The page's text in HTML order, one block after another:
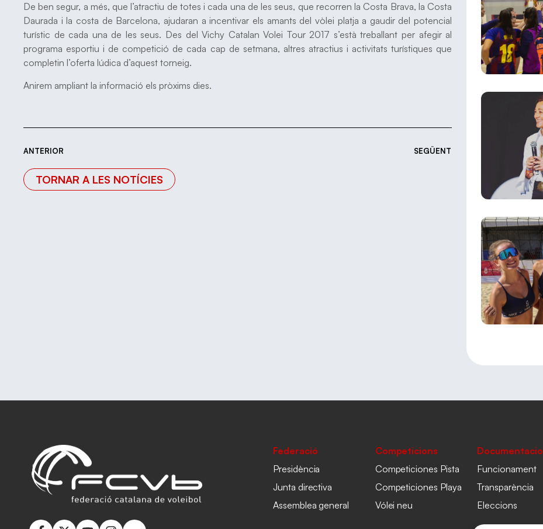
De ben segur, a més, que l’atractiu de totes i cada una de les seus, que recorren la Costa Brava, la Costa
Daurada i la costa de Barcelona, ajudaran a incentivar els amants del vòlei platja a gaudir del potencial
turístic de cada una de les seus. Des del Vichy Catalan Volei Tour 2017 s’està treballant per afegir al
programa esportiu i de competició de cada cap de setmana, altres atractius i activitats turístiques que
completin l’oferta lúdica d’aquest torneig.
Anirem ampliant la informació els pròxims dies.
ANTERIOR SEGÜENT
TORNAR A LES NOTÍCIES
Federació
Presidència
Junta directiva
Assemblea general
Competicions
Competiciones Pista
Competiciones Playa
Vólei neu
Documentacio
Funcionament
Transparència
Eleccions